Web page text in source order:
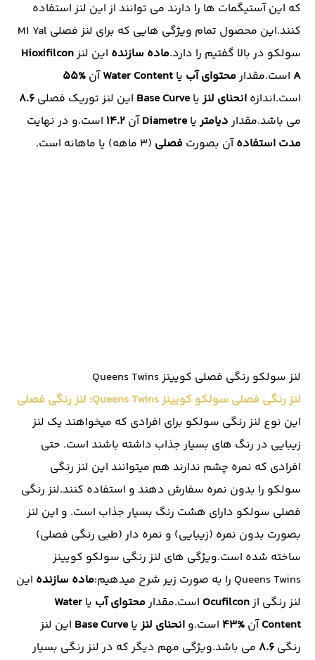
که این آستیگمات ها را دارند می توانند از این لنز استفاده
کنند.این محصول تمام ویژگی هایی که برای لنز فصلی M1 Yal
سولکو در بالا گفتیم را دارد.ماده سازنده این لنزHioxifilcon
A است.مقدارمحتوای آب یا Water Contentآن %55
است.اندازه انحنای لنزیا Base Curve این لنز توریک فصلی 8.6
می باشد.مقداردیامتریا Diametreآن 14.2 است.و در نهایت
مدت استفادهآن بصورت فصلی (3 ماهه) یا ماهانه است.
لنز سولکو رنگی فصلی کویینز Queens Twins
لنز رنگی فصلی سولکو کویینز Queens Twins؛ لنز رنگی فصلی
این نوع لنز رنگی سولکو برای افرادی که میخواهند یک لنز
زیبایی در رنگ های بسیار جذاب داشته باشند است. حتی
افرادی که نمره چشم ندارند هم میتوانند این لنز رنگی
سولکو را بدون نمره سفارش دهند و استفاده کنند.لنز رنگی
فصلی سولکو دارای هشت رنگ بسیار جذاب است. و این لنز
بصورت بدون نمره (زیبایی) و نمره دار (طبی رنگی فصلی)
ساخته شده است.ویژگی های لنز رنگی سولکو کویینز
Queens Twins را به صورت زیر شرح میدهیم:
ماده سازنده این
لنز رنگی ازOcufilcon است.مقدارمحتوای آب یا Water
Contentآن %43 است.و انحنای لنزیا Base Curve این لنز
رنگی 8.6 می باشد.ویژگی مهم دیگر که در لنز رنگی بسیار